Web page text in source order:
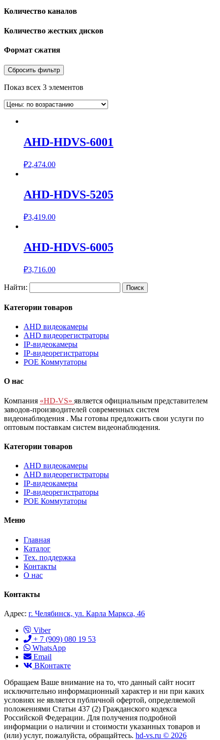
Количество каналов
Количество жестких дисков
Формат сжатия
Сбросить фильтр
Показ всех 3 элементов
AHD-HDVS-6001
₽2,474.00
AHD-HDVS-5205
₽3,419.00
AHD-HDVS-6005
₽3,716.00
Найти:
Категории товаров
AHD видеокамеры
AHD видеорегистраторы
IP-видеокамеры
IP-видеорегистраторы
POE Коммутаторы
О нас
Компания «HD-VS» является официальным представителем
заводов-производителей современных систем
видеонаблюдения . Мы готовы предложить свои услуги по
оптовым поставкам систем видеонаблюдения.
Категории товаров
AHD видеокамеры
AHD видеорегистраторы
IP-видеокамеры
IP-видеорегистраторы
POE Коммутаторы
Меню
Главная
Каталог
Тех. поддержка
Контакты
О нас
Контакты
Адрес: г. Челябинск, ул. Карла Маркса, 46
Viber
+ 7 (909) 080 19 53
WhatsApp
Email
ВКонтакте
Обращаем Ваше внимание на то, что данный сайт носит
исключительно информационный характер и ни при каких
условиях не является публичной офертой, определяемой
положениями Статьи 437 (2) Гражданского кодекса
Российской Федерации. Для получения подробной
информации о наличии и стоимости указанных товаров и
(или) услуг, пожалуйста, обращайтесь. hd-vs.ru © 2026